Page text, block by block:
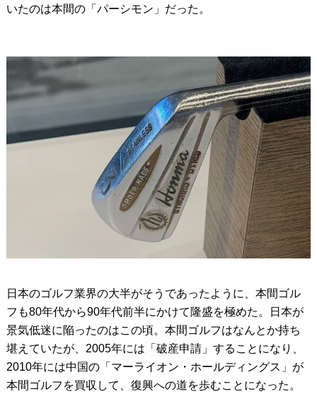
いたのは本間の「パーシモン」だった。
日本のゴルフ業界の大半がそうであったように、本間ゴル
フも80年代から90年代前半にかけて隆盛を極めた。日本が
景気低迷に陥ったのはこの頃。本間ゴルフはなんとか持ち
堪えていたが、2005年には「破産申請」することになり、
2010年には中国の「マーライオン・ホールディングス」が
本間ゴルフを買収して、復興への道を歩むことになった。